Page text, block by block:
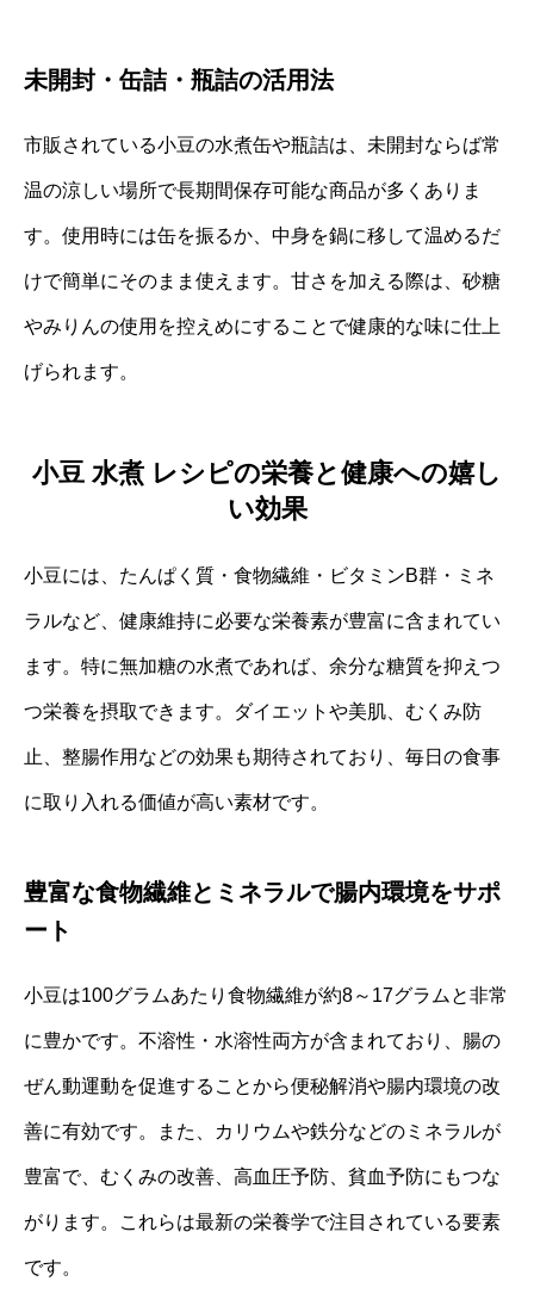
未開封・缶詰・瓶詰の活用法
市販されている小豆の水煮缶や瓶詰は、未開封ならば常
温の涼しい場所で長期間保存可能な商品が多くありま
す。使用時には缶を振るか、中身を鍋に移して温めるだ
けで簡単にそのまま使えます。甘さを加える際は、砂糖
やみりんの使用を控えめにすることで健康的な味に仕上
げられます。
小豆 水煮 レシピの栄養と健康への嬉し
い効果
小豆には、たんぱく質・食物繊維・ビタミンB群・ミネ
ラルなど、健康維持に必要な栄養素が豊富に含まれてい
ます。特に無加糖の水煮であれば、余分な糖質を抑えつ
つ栄養を摂取できます。ダイエットや美肌、むくみ防
止、整腸作用などの効果も期待されており、毎日の食事
に取り入れる価値が高い素材です。
豊富な食物繊維とミネラルで腸内環境をサポ
ート
小豆は100グラムあたり食物繊維が約8～17グラムと非常
に豊かです。不溶性・水溶性両方が含まれており、腸の
ぜん動運動を促進することから便秘解消や腸内環境の改
善に有効です。また、カリウムや鉄分などのミネラルが
豊富で、むくみの改善、高血圧予防、貧血予防にもつな
がります。これらは最新の栄養学で注目されている要素
です。